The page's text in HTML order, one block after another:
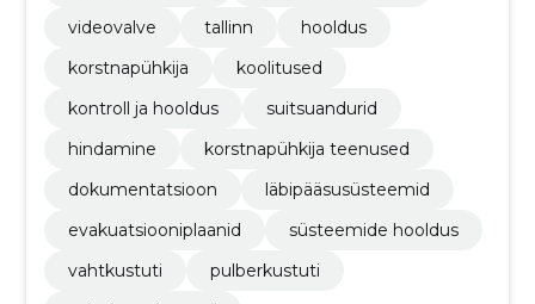
videovalve
tallinn
hooldus
korstnapühkija
koolitused
kontroll ja hooldus
suitsuandurid
hindamine
korstnapühkija teenused
dokumentatsioon
läbipääsusüsteemid
evakuatsiooniplaanid
süsteemide hooldus
vahtkustuti
pulberkustuti